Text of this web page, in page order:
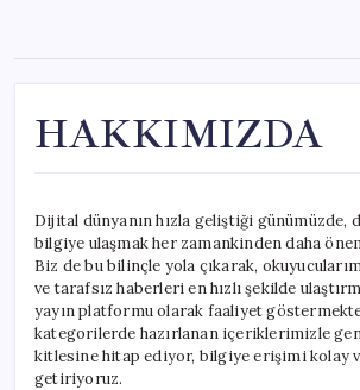
content
HAKKIMIZDA
Dijital dünyanın hızla geliştiği günümüzde,
bilgiye ulaşmak her zamankinden daha
Biz de bu bilinçle yola çıkarak,
ve tarafsız haberleri en hızlı şekilde
yayın platformu olarak faaliyet
kategorilerde hazırlanan içeriklerimizle
kitlesine hitap ediyor, bilgiye erişimi kolay
getiriyoruz.